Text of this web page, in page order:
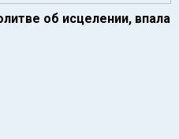
об исцелении, впала